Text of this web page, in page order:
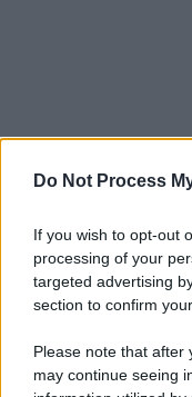
Do Not Process
If you wish to opt-out
processing of your
targeted advertising
section to confirm
Please note that after
may continue seeing